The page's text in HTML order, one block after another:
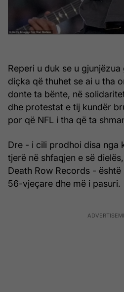
Reperi u duk se u
diçka që thuhet se ai u tha
donte ta bënte, në
dhe protestat e tij kundër
por që NFL i tha që ta
Dre - i cili prodhoi disa nga
tjerë në shfaqjen e së
Death Row Records -
56-vjeçare dhe më i pasuri.